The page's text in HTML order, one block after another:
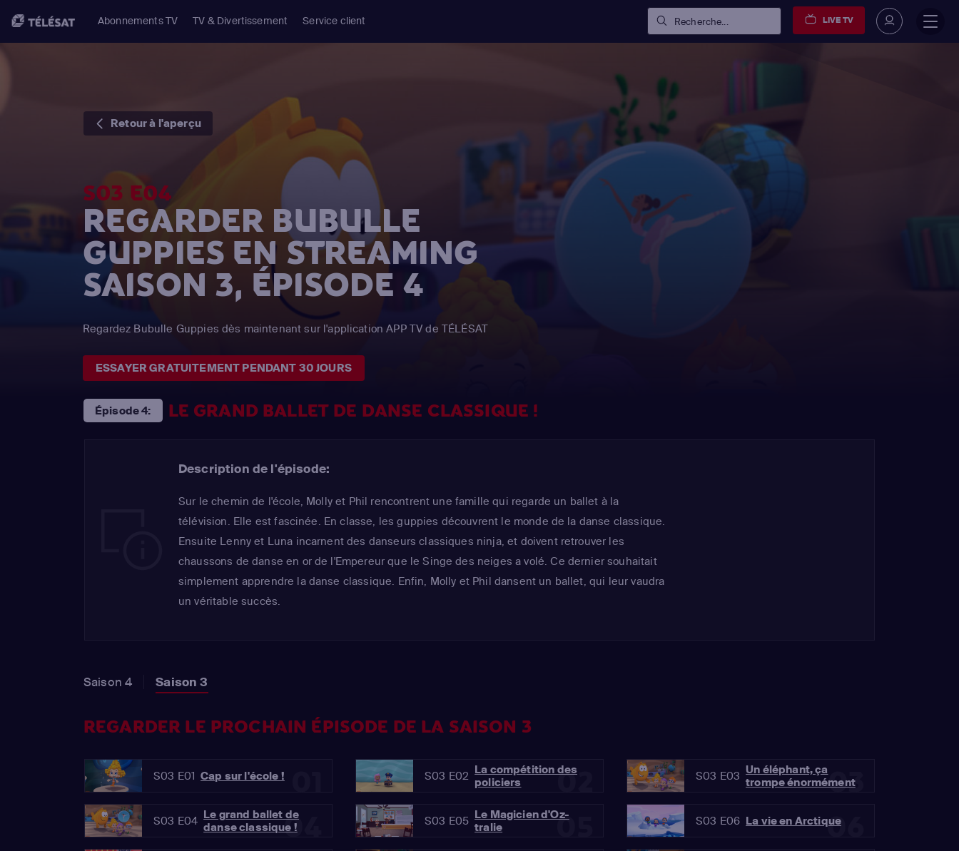
Abonnements TV TV & Divertissement Service client Recherche... LIVE TV
Retour à l'aperçu
S03 E04
REGARDER BUBULLE
GUPPIES EN STREAMING
SAISON 3, ÉPISODE 4
Regardez Bubulle Guppies dès maintenant sur l'application APP TV de TÉLÉSAT
ESSAYER GRATUITEMENT PENDANT 30 JOURS
Épisode 4: LE GRAND BALLET DE DANSE CLASSIQUE !
Description de l'épisode:
Sur le chemin de l'école, Molly et Phil rencontrent une famille qui regarde un ballet à la
télévision. Elle est fascinée. En classe, les guppies découvrent le monde de la danse classique.
Ensuite Lenny et Luna incarnent des danseurs classiques ninja, et doivent retrouver les
chaussons de danse en or de l'Empereur que le Singe des neiges a volé. Ce dernier souhaitait
simplement apprendre la danse classique. Enfin, Molly et Phil dansent un ballet, qui leur vaudra
un véritable succès.
Saison 4 Saison 3
REGARDER LE PROCHAIN ÉPISODE DE LA SAISON 3
S03 E01 Cap sur l'école ! 02
S03 E02 La compétition des
policiers
03
S03 E03 Un éléphant, ça
trompe énormément
04
S03 E04 Le grand ballet de
danse classique !
05
S03 E05 Le Magicien d'Oz-
tralie
06
S03 E06 La vie en Arctique